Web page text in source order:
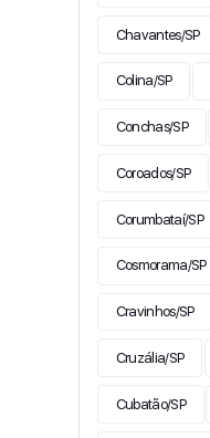
Chavantes/SP
Colina/SP
Conchas/SP
Coroados/SP
Corumbataí/SP
Cosmorama/SP
Cravinhos/SP
Cruzália/SP
Cubatão/SP